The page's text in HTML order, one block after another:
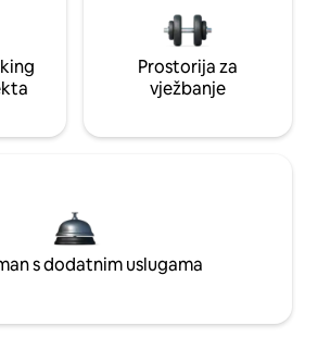
Prostorija za
vježbanje
s dodatnim uslugama